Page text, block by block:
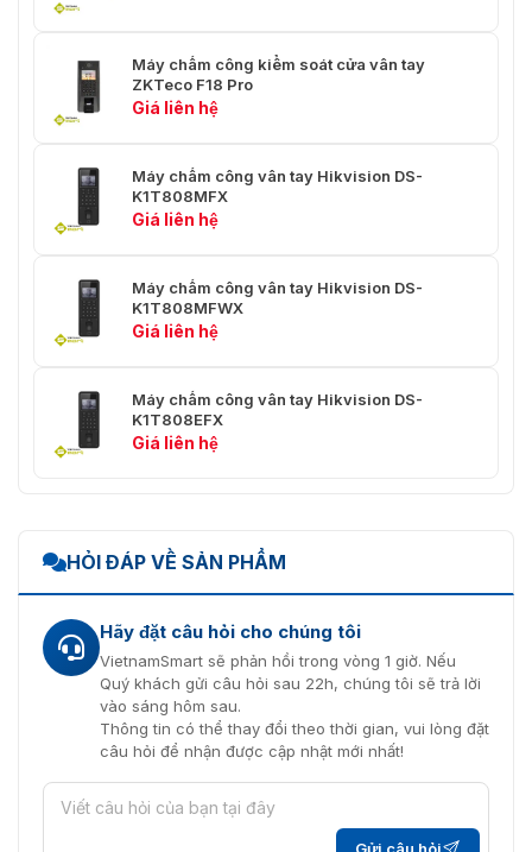
Máy chấm công kiểm soát cửa vân tay
ZKTeco F18 Pro
Giá liên hệ
Máy chấm công vân tay Hikvision DS-
K1T808MFX
Giá liên hệ
Máy chấm công vân tay Hikvision DS-
K1T808MFWX
Giá liên hệ
Máy chấm công vân tay Hikvision DS-
K1T808EFX
Giá liên hệ
HỎI ĐÁP VỀ SẢN PHẨM
Hãy đặt câu hỏi cho chúng tôi
VietnamSmart sẽ phản hồi trong vòng 1 giờ. Nếu
Quý khách gửi câu hỏi sau 22h, chúng tôi sẽ trả lời
vào sáng hôm sau.
Thông tin có thể thay đổi theo thời gian, vui lòng đặt
câu hỏi để nhận được cập nhật mới nhất!
Gửi câu hỏi